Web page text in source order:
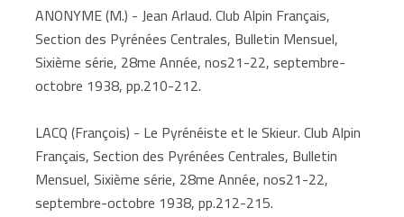
ANONYME (M.) - Jean Arlaud. Club Alpin Français,
Section des Pyrénées Centrales, Bulletin Mensuel,
Sixième série, 28me Année, nos21-22, septembre-
octobre 1938, pp.210-212.
LACQ (François) - Le Pyrénéiste et le Skieur. Club Alpin
Français, Section des Pyrénées Centrales, Bulletin
Mensuel, Sixième série, 28me Année, nos21-22,
septembre-octobre 1938, pp.212-215.